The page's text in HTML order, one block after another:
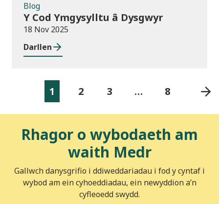
Blog
Y Cod Ymgysylltu â Dysgwyr
18 Nov 2025
Darllen
1 2 3 … 8
Rhagor o wybodaeth am
waith Medr
Gallwch danysgrifio i ddiweddariadau i fod y cyntaf i
wybod am ein cyhoeddiadau, ein newyddion a’n
cyfleoedd swydd.